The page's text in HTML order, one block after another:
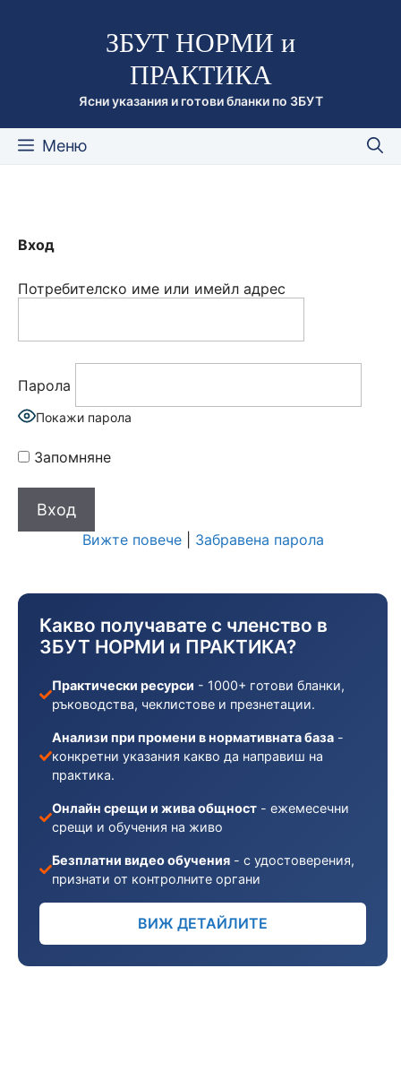
съдържаниетоЗБУТ НОРМИ и
ПРАКТИКА
Ясни указания и готови бланки по ЗБУТ
Меню
Вход
Потребителско име или имейл адрес
Парола
Покажи парола
Запомняне
Вижте повече| Забравена парола
Какво получавате с членство в
ЗБУТ НОРМИ и ПРАКТИКА?
Практически ресурси - 1000+ готови бланки,
ръководства, чеклистове и презнетации.
Анализи при промени в нормативната база -
конкретни указания какво да направиш на
практика.
Онлайн срещи и жива общност - ежемесечни
срещи и обучения на живо
Безплатни видео обучения - с удостоверения,
признати от контролните органи
ВИЖ ДЕТАЙЛИТЕ